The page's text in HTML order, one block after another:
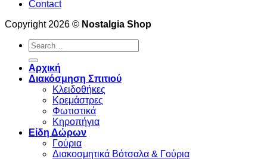
Contact
Copyright 2026 © Nostalgia Shop
Search
for:
Αρχική
Διακόσμηση Σπιτιού
Κλειδοθήκες
Κρεμάστρες
Φωτιστικά
Κηροπήγια
Είδη Δώρων
Γούρια
Διακοσμητικά Βότσαλα & Γούρια